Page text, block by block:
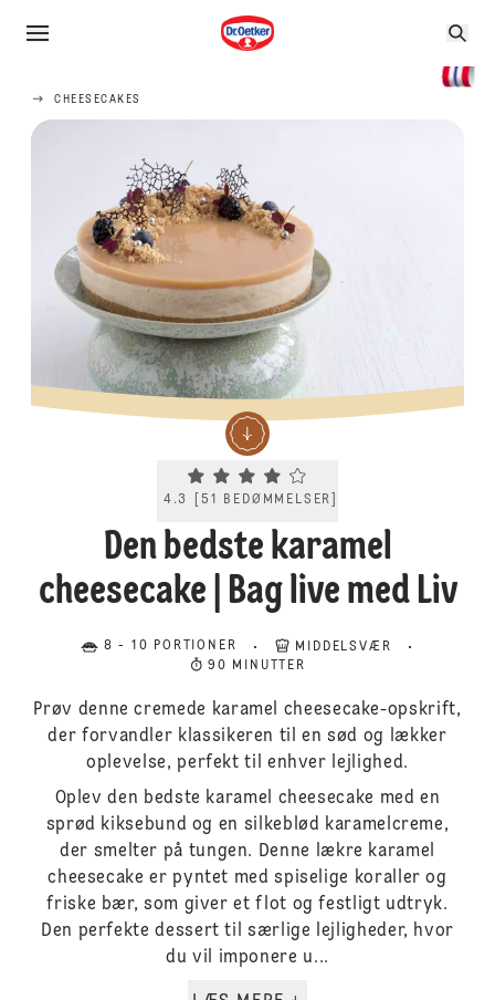
CHEESECAKES
Current rating 4.3. Click to rate.
4.3 [51 BEDØMMELSER
Den bedste karamel
cheesecake | Bag live med Liv
8 - 10 PORTIONER
MIDDELSVÆR
90 MINUTTER
Prøv denne cremede karamel cheesecake-opskrift,
der forvandler klassikeren til en sød og lækker
oplevelse, perfekt til enhver lejlighed.
Oplev den bedste karamel cheesecake med en
sprød kiksebund og en silkeblød karamelcreme,
der smelter på tungen. Denne lækre karamel
cheesecake er pyntet med spiselige koraller og
friske bær, som giver et flot og festligt udtryk.
Den perfekte dessert til særlige lejligheder, hvor
du vil imponere u...